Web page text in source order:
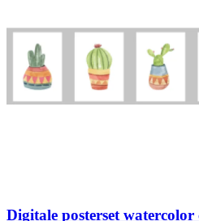
Digitale posterset watercolor